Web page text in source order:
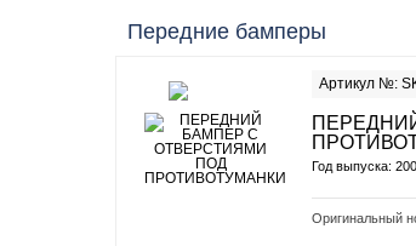
Передние бамперы
Артикул №:
Год выпуска:
Оригинальный